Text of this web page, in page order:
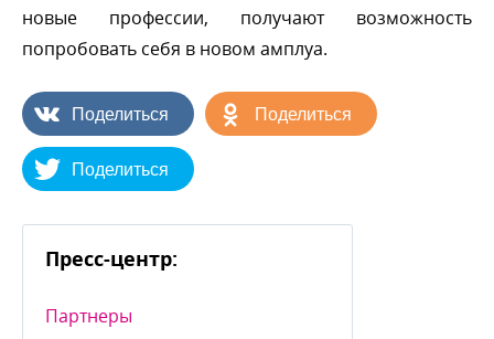
новые профессии, получают возможность
попробовать себя в новом амплуа.
Поделиться Поделиться
Поделиться
Пресс-центр:
Партнеры